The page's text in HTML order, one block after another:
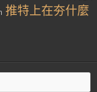
推特上在夯什麼